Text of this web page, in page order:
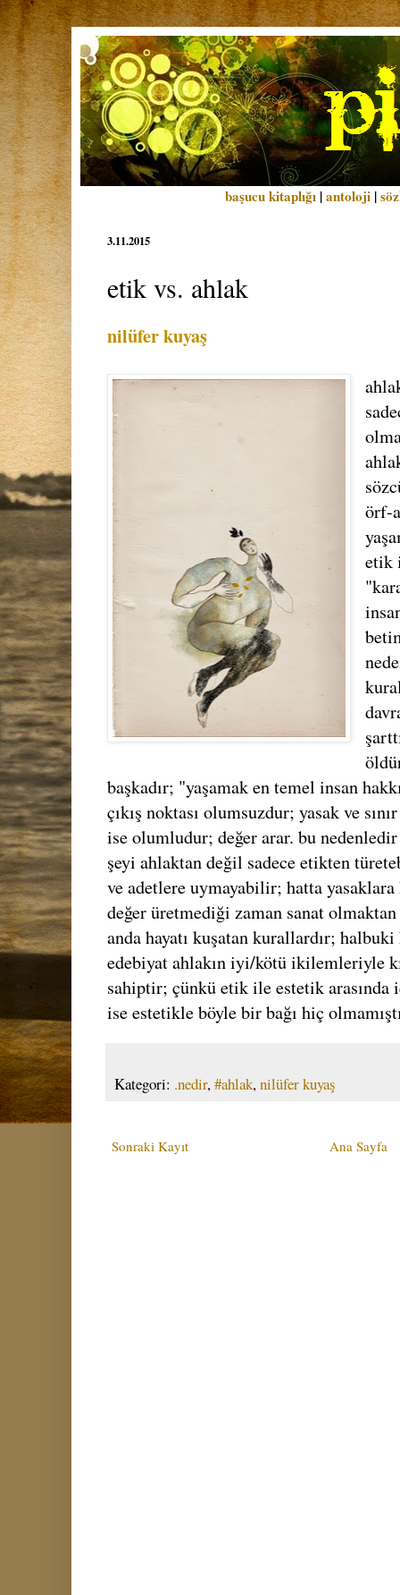
başucu kitaplığı |antoloji |
3.11.2015
etik vs. ahlak
nilüfer kuyaş
örf-
etik
başkadır; "yaşamak en temel insan
çıkış noktası olumsuzdur; yasak ve
ise olumludur; değer arar. bu
şeyi ahlaktan değil sadece etikten
ve adetlere uymayabilir; hatta
değer üretmediği zaman sanat
anda hayatı kuşatan kurallardır;
edebiyat ahlakın iyi/kötü ikilemleriyle
sahiptir; çünkü etik ile estetik arasında
ise estetikle böyle bir bağı hiç
Kategori: .nedir,#ahlak,nilüfer kuyaş
Sonraki Kayıt Ana Sayfa